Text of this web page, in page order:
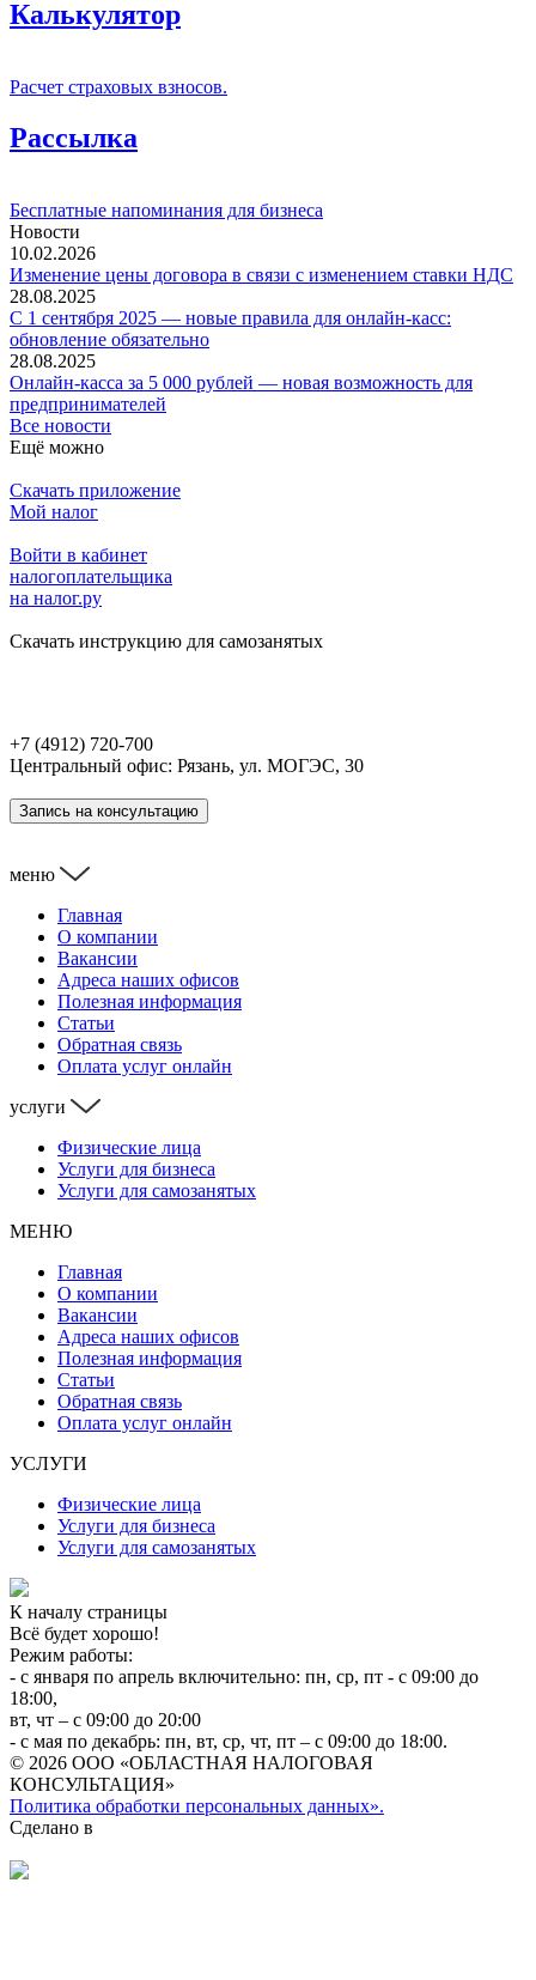
Калькулятор
Расчет страховых взносов.
Рассылка
Бесплатные напоминания для бизнеса
Новости
10.02.2026
Изменение цены договора в связи с изменением ставки НДС
28.08.2025
С 1 сентября 2025 — новые правила для онлайн-касс:
обновление обязательно
28.08.2025
Онлайн-касса за 5 000 рублей — новая возможность для
предпринимателей
Все новости
Ещё можно
Скачать приложение
Мой налог
Войти в кабинет
налогоплательщика
на налог.ру
Скачать инструкцию для самозанятых
+7 (4912) 720-700
Центральный офис: Рязань, ул. МОГЭС, 30
Запись на консультацию
меню
Главная
О компании
Вакансии
Адреса наших офисов
Полезная информация
Статьи
Обратная связь
Оплата услуг онлайн
услуги
Физические лица
Услуги для бизнеса
Услуги для самозанятых
МЕНЮ
Главная
О компании
Вакансии
Адреса наших офисов
Полезная информация
Статьи
Обратная связь
Оплата услуг онлайн
УСЛУГИ
Физические лица
Услуги для бизнеса
Услуги для самозанятых
К началу страницы
Всё будет хорошо!
Режим работы:
- с января по апрель включительно: пн, ср, пт - с 09:00 до
18:00,
вт, чт – с 09:00 до 20:00
- с мая по декабрь: пн, вт, ср, чт, пт – с 09:00 до 18:00.
© 2026 ООО «ОБЛАСТНАЯ НАЛОГОВАЯ
КОНСУЛЬТАЦИЯ»
Политика обработки персональных данных».
Сделано в